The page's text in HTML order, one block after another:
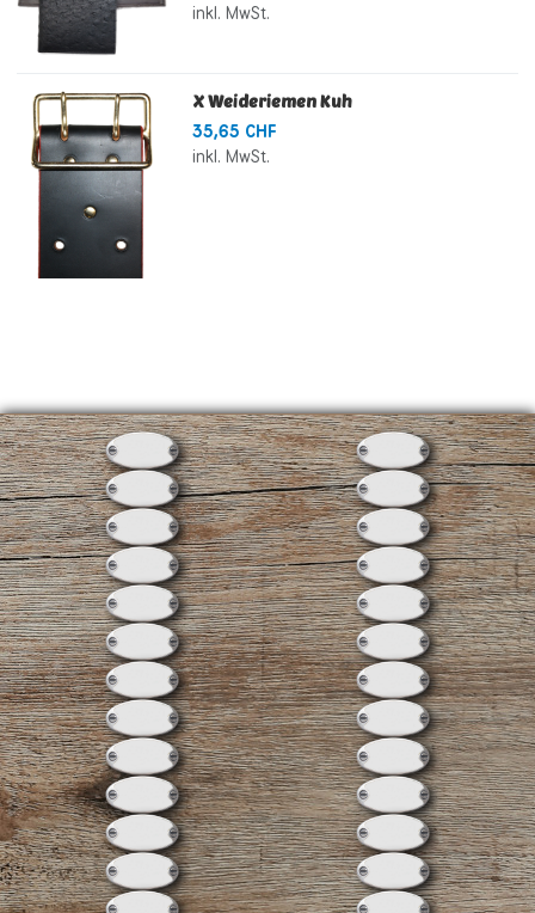
inkl. MwSt.
X Weideriemen Kuh
35,65 CHF
inkl. MwSt.